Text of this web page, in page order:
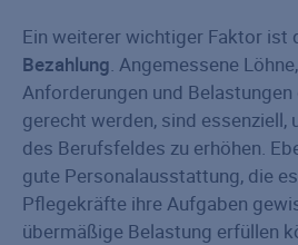
Ein weiterer wichtiger Faktor ist
Bezahlung. Angemessene
Anforderungen und
gerecht werden, sind
des Berufsfeldes zu erhöhen.
gute Personalausstattung, die
Pflegekräfte ihre Aufgaben
übermäßige Belastung erfüllen